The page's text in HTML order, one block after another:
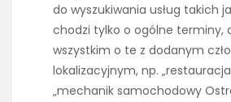
do wyszukiwania usług takich
chodzi tylko o ogólne terminy,
wszystkim o te z dodanym
lokalizacyjnym, np.
„mechanik samochodowy